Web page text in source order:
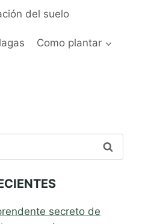
del suelo
Como plantar
secreto de